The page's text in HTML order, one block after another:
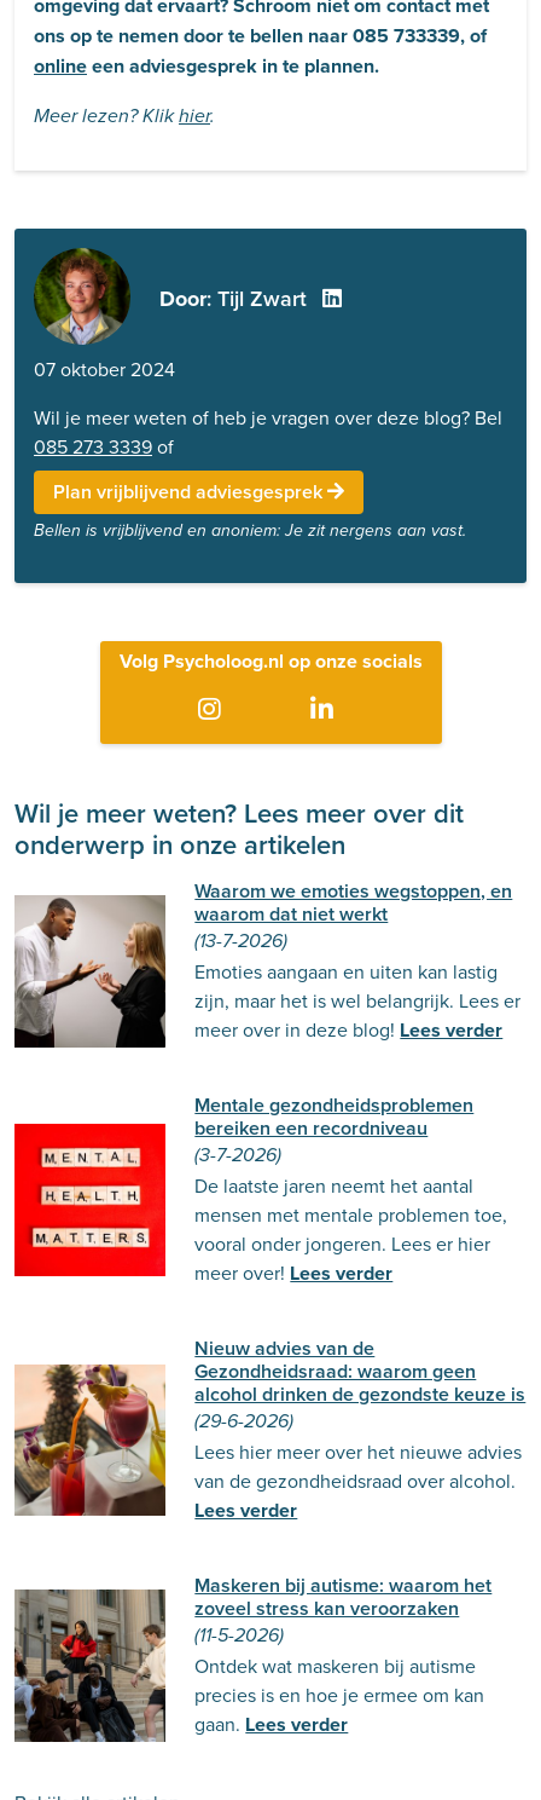
ons op te nemen door te bellen naar 085 733339, of
onlineeen adviesgesprek in te plannen.
Meer lezen? Klikhier.
Door: Tijl Zwart
07 oktober 2024
Wil je meer weten of heb je vragen over deze blog? Bel
085 273 3339of
Plan vrijblijvend adviesgesprek
Bellen is vrijblijvend en anoniem: Je zit nergens aan vast.
Volg Psycholoog.nl op onze socials
Wil je meer weten? Lees meer over dit
onderwerp in onze artikelen
Waarom we emoties wegstoppen, en
waarom dat niet werkt
(13-7-2026)
Emoties aangaan en uiten kan lastig
zijn, maar het is wel belangrijk. Lees er
meer over in deze blog! Lees verder
Mentale gezondheidsproblemen
bereiken een recordniveau
(3-7-2026)
De laatste jaren neemt het aantal
mensen met mentale problemen toe,
vooral onder jongeren. Lees er hier
meer over! Lees verder
Nieuw advies van de
Gezondheidsraad: waarom geen
alcohol drinken de gezondste keuze is
(29-6-2026)
Lees hier meer over het nieuwe advies
van de gezondheidsraad over alcohol.
Lees verder
Maskeren bij autisme: waarom het
zoveel stress kan veroorzaken
(11-5-2026)
Ontdek wat maskeren bij autisme
precies is en hoe je ermee om kan
gaan. Lees verder